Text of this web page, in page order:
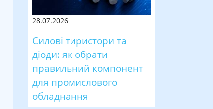
28.07.2026
Силові тиристори та
діоди: як обрати
правильний компонент
для промислового
обладнання